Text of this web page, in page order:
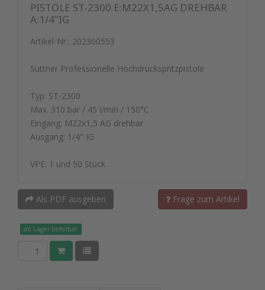
PISTOLE ST-2300 E:M22X1,5AG DREHBAR
A:1/4"IG
Artikel-Nr.: 202300553
Suttner Professionelle Hochdruckspritzpistole
Typ: ST-2300
Max. 310 bar / 45 l/min / 150°C
Eingang: M22x1,5 AG drehbar
Ausgang: 1/4" IG
VPE: 1 und 50 Stück
Als PDF ausgeben Frage zum Artikel
ab Lager lieferbar